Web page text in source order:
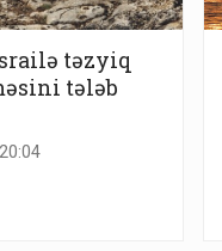
təzyiq
tələb